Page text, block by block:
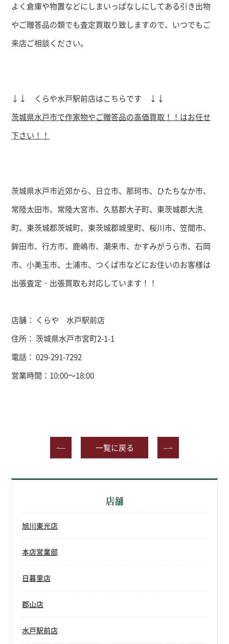
よく倉庫や物置などにしまいっぱなしにしてある引き出物
やご贈答品の類でも査定買取り致しますので、いつでもご
来店ご相談ください。
↓↓ くらや水戸駅前店はこちらです ↓↓
茨城県水戸市で作家物やご贈答品の高価買取！！はお任せ
下さい！！
茨城県水戸市近郊から、日立市、那珂市、ひたちなか市、
常陸太田市、常陸大宮市、久慈郡大子町、東茨城郡大洗
町、東茨城郡茨城町、東茨城郡城里町、桜川市、笠間市、
鉾田市、行方市、鹿嶋市、潮来市、かすみがうら市、石岡
市、小美玉市、土浦市、つくば市などにお住いのお客様は
出張査定・出張買取も対応しています！！
店舗： くらや 水戸駅前店
住所： 茨城県水戸市宮町2-1-1
電話： 029-291-7292
営業時間：10:00～18:00
一覧に戻る
店舗
旭川東光店
本店営業部
日暮里店
郡山店
水戸駅前店